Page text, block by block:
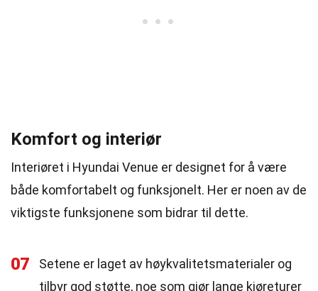
Komfort og interiør
Interiøret i Hyundai Venue er designet for å være
både komfortabelt og funksjonelt. Her er noen av de
viktigste funksjonene som bidrar til dette.
07
Setene er laget av høykvalitetsmaterialer og
tilbyr god støtte, noe som gjør lange kjøreturer